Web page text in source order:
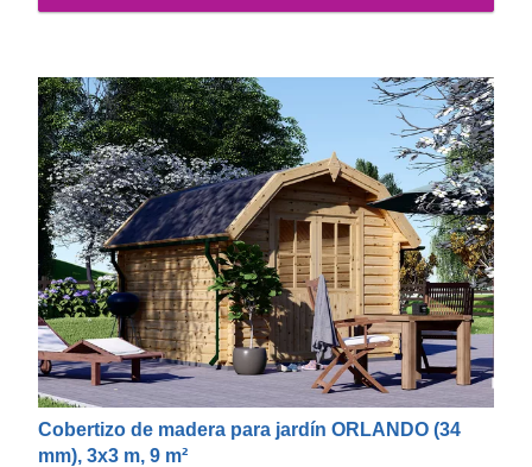
Cobertizo de madera para jardín ORLANDO (34
mm), 3x3 m, 9 m²